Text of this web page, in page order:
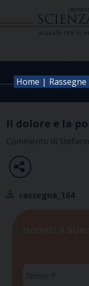
Home | Rassegne
Il dolore e la
Commento di
rassegna_164